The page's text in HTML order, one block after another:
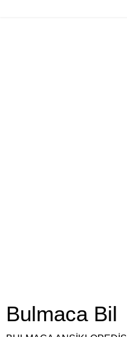
Bulmaca Bil